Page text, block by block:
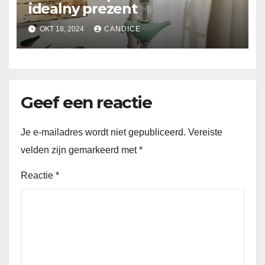
idealny prezent
OKT 18, 2024 CANDICE
Geef een reactie
Je e-mailadres wordt niet gepubliceerd. Vereiste
velden zijn gemarkeerd met*
Reactie *